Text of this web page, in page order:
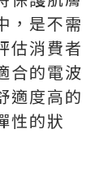
，是不需
估消費者
合的電波
適度高的
性的狀